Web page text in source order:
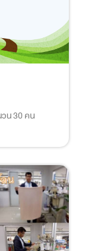
น 30 คน